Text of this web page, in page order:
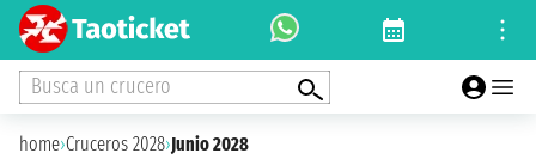
Busca un crucero
home›Cruceros 2028›Junio 2028